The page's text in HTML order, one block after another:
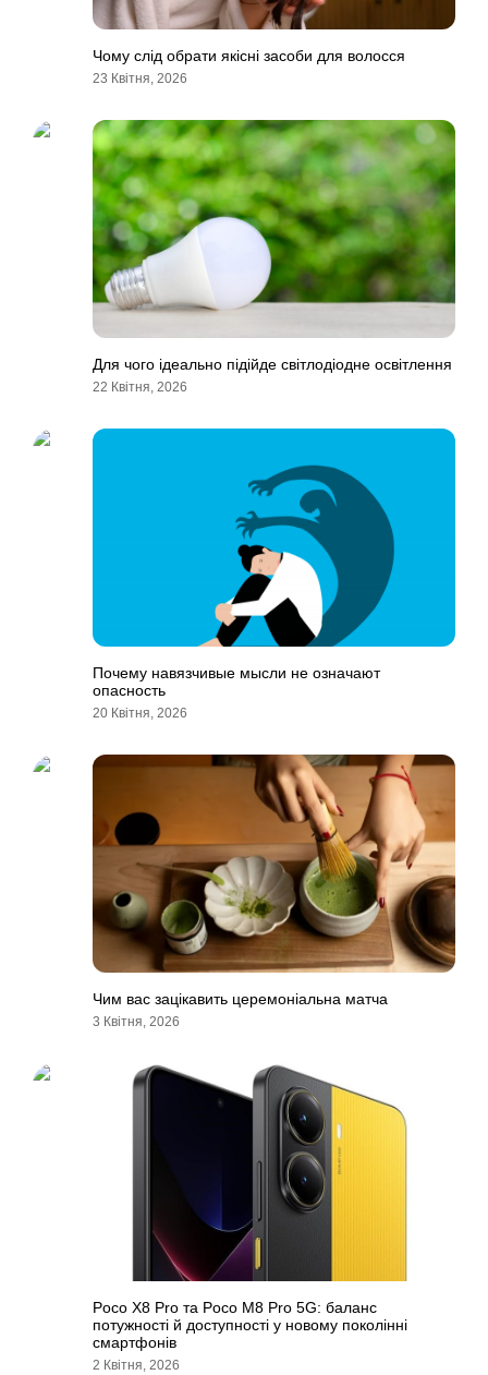
Чому слід обрати якісні засоби для волосся
23 Квітня, 2026
Для чого ідеально підійде світлодіодне освітлення
22 Квітня, 2026
Почему навязчивые мысли не означают
опасность
20 Квітня, 2026
Чим вас зацікавить церемоніальна матча
3 Квітня, 2026
Poco X8 Pro та Poco M8 Pro 5G: баланс
потужності й доступності у новому поколінні
смартфонів
2 Квітня, 2026